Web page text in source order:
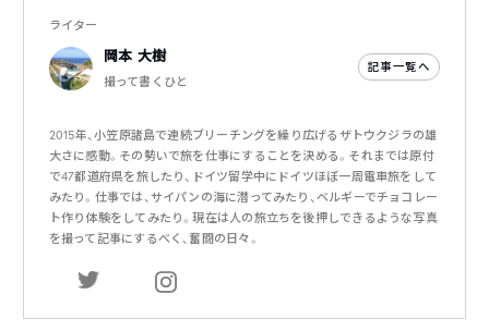
ライター
岡本 大樹
撮って書くひと
記事一覧へ
2015年、小笠原諸島で連続ブリーチングを繰り広げるザトウクジラの雄
大さに感動。その勢いで旅を仕事にすることを決める。それまでは原付
で47都道府県を旅したり、ドイツ留学中にドイツほぼ一周電車旅をして
みたり。仕事では、サイパンの海に潜ってみたり、ベルギーでチョコレー
ト作り体験をしてみたり。現在は人の旅立ちを後押しできるような写真
を撮って記事にするべく、奮闘の日々。